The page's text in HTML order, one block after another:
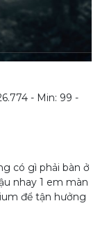
- Min: 99 -
có gì phải bàn ở
nhay 1 em màn
để tận hưởng